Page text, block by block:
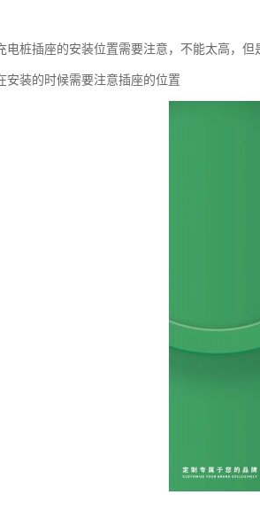
电桩插座的安装位置需要注意，不能太高，
安装的时候需要注意插座的位置